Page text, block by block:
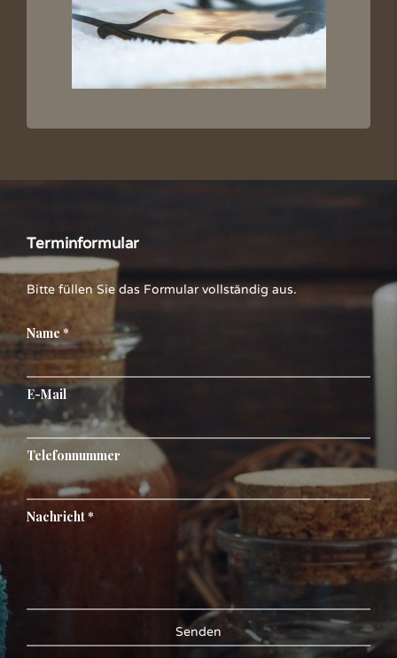
Terminformular
Bitte füllen Sie das Formular vollständig aus.
Name *
E-Mail
Telefonnummer
Nachricht *
Senden